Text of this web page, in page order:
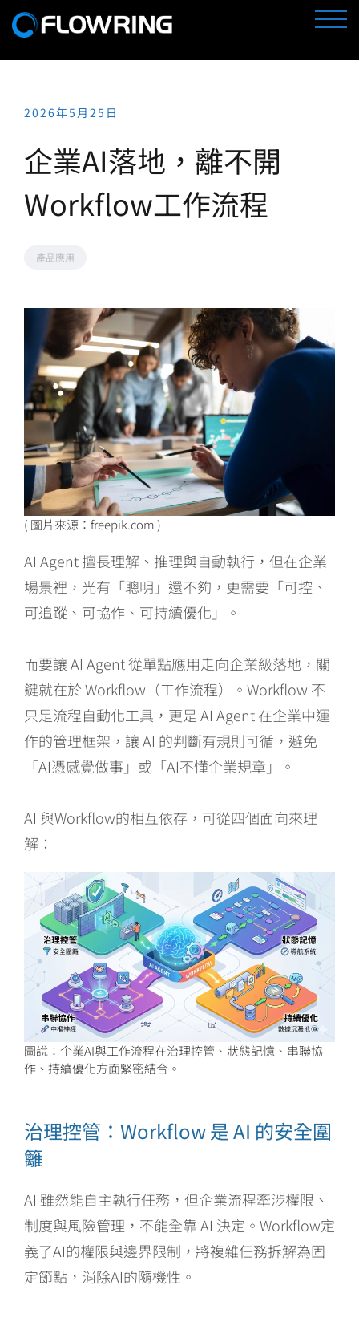
Skip
to
2026年5月25日
企業AI落地，離不開
Workflow工作流程
產品應用
( 圖片來源：freepik.com )
AI Agent 擅長理解、推理與自動執行，但在企業
場景裡，光有「聰明」還不夠，更需要「可控、
可追蹤、可協作、可持續優化」。
而要讓 AI Agent 從單點應用走向企業級落地，關
鍵就在於 Workflow（工作流程）。Workflow 不
只是流程自動化工具，更是 AI Agent 在企業中運
作的管理框架，讓 AI 的判斷有規則可循，避免
「AI憑感覺做事」或「AI不懂企業規章」。
AI 與Workflow的相互依存，可從四個面向來理
解：
圖說：企業AI與工作流程在治理控管、狀態記憶、串聯協
作、持續優化方面緊密結合。
治理控管：Workflow 是 AI 的安全圍
籬
AI 雖然能自主執行任務，但企業流程牽涉權限、
制度與風險管理，不能全靠 AI 決定。Workflow定
義了AI的權限與邊界限制，將複雜任務拆解為固
定節點，消除AI的隨機性。